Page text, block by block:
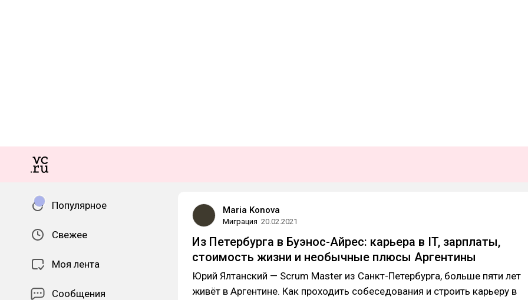
Популярное
Свежее
Моя лента
Сообщения
Maria Konova
Миграция 20.02.2021
Из Петербурга в Буэнос-Айрес: карьера в IT, зарплаты,
стоимость жизни и необычные плюсы Аргентины
Юрий Ялтанский — Scrum Master из Санкт-Петербурга, больше пяти лет
живёт в Аргентине. Как проходить собеседования и строить карьеру в